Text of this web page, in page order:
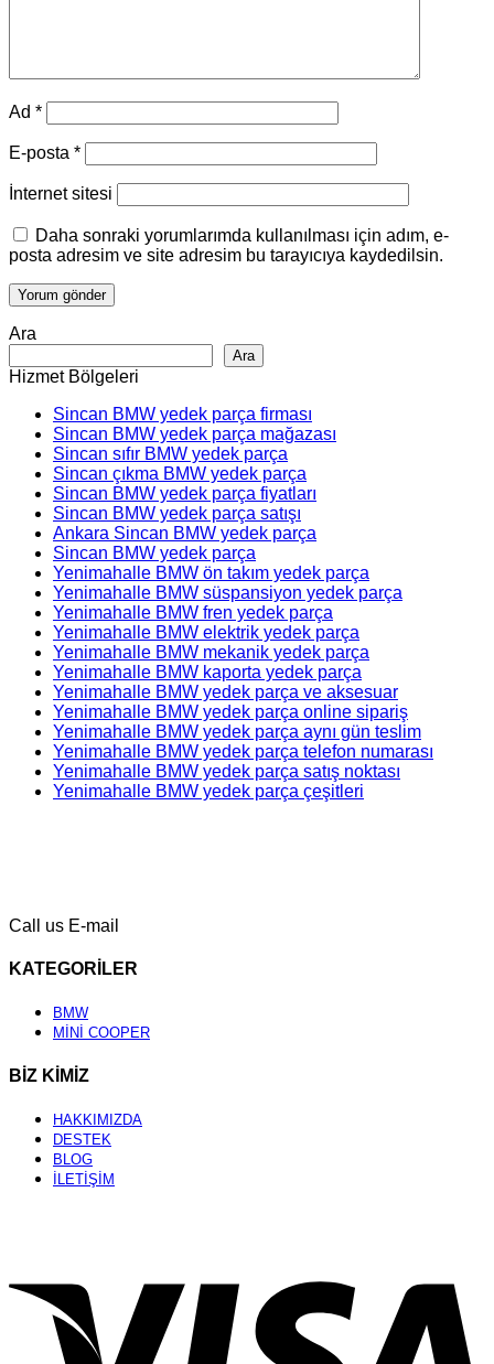
Ad *
E-posta *
İnternet sitesi
Daha sonraki yorumlarımda kullanılması için adım, e-
posta adresim ve site adresim bu tarayıcıya kaydedilsin.
Ara
Ara
Hizmet Bölgeleri
Sincan BMW yedek parça firması
Sincan BMW yedek parça mağazası
Sincan sıfır BMW yedek parça
Sincan çıkma BMW yedek parça
Sincan BMW yedek parça fiyatları
Sincan BMW yedek parça satışı
Ankara Sincan BMW yedek parça
Sincan BMW yedek parça
Yenimahalle BMW ön takım yedek parça
Yenimahalle BMW süspansiyon yedek parça
Yenimahalle BMW fren yedek parça
Yenimahalle BMW elektrik yedek parça
Yenimahalle BMW mekanik yedek parça
Yenimahalle BMW kaporta yedek parça
Yenimahalle BMW yedek parça ve aksesuar
Yenimahalle BMW yedek parça online sipariş
Yenimahalle BMW yedek parça aynı gün teslim
Yenimahalle BMW yedek parça telefon numarası
Yenimahalle BMW yedek parça satış noktası
Yenimahalle BMW yedek parça çeşitleri
Call us E-mail
KATEGORİLER
BMW
MİNİ COOPER
BİZ KİMİZ
HAKKIMIZDA
DESTEK
BLOG
İLETİŞİM